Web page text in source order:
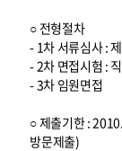
○ 전형절차
- 1차 서류심사 :
- 2차 면접시험 :
- 3차 임원면접
○ 제출기한 :
방문제출)